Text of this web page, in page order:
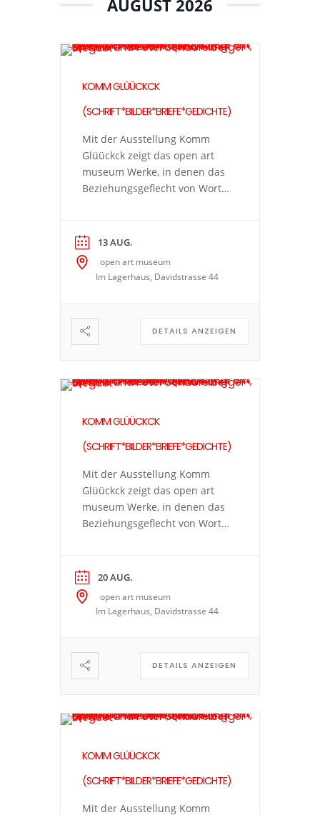
AUGUST 2026
KOMM GLÜÜCKCK
(SCHRIFT*BILDER*BRIEFE*GEDICHTE)
Mit der Ausstellung Komm
Glüückck zeigt das open art
museum Werke, in denen das
Beziehungsgeflecht von Wort
führt zu spannenden Fragen:
Wann wird ein Gedanke in
Sprache gefasst, wann nimmt
er verschriftlicht die Form
Bild ausdrücken, das ein Text
nicht kann […]
13 AUG.
open art museum
Im Lagerhaus, Davidstrasse 44
DETAILS ANZEIGEN
KOMM GLÜÜCKCK
(SCHRIFT*BILDER*BRIEFE*GEDICHTE)
Mit der Ausstellung Komm
Glüückck zeigt das open art
museum Werke, in denen das
Beziehungsgeflecht von Wort
führt zu spannenden Fragen:
Wann wird ein Gedanke in
Sprache gefasst, wann nimmt
Bild ausdrücken, das ein Text
nicht kann […]
20 AUG.
open art museum
Im Lagerhaus, Davidstrasse 44
DETAILS ANZEIGEN
KOMM GLÜÜCKCK
(SCHRIFT*BILDER*BRIEFE*GEDICHTE)
Mit der Ausstellung Komm